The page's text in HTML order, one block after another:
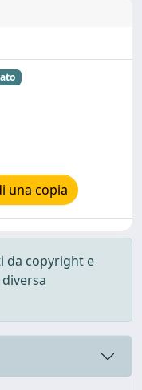
una copia
da copyright e